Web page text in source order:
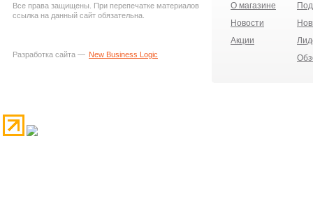
Все права защищены. При перепечатке материалов
ссылка на данный сайт обязательна.
Разработка сайта — New Business Logic
О магазине
Новости
Акции